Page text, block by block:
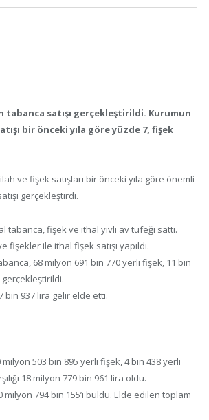
tabanca satışı gerçekleştirildi. Kurumun
bir önceki yıla göre yüzde 7, fişek
ve fişek satışları bir önceki yıla göre önemli
gerçekleştirdi.
tabanca, fişek ve ithal yivli av tüfeği sattı.
ile ithal fişek satışı yapıldı.
68 milyon 691 bin 770 yerli fişek, 11 bin
gerçekleştirildi.
bin 937 lira gelir elde etti.
503 bin 895 yerli fişek, 4 bin 438 yerli
18 milyon 779 bin 961 lira oldu.
milyon 794 bin 155’i buldu. Elde edilen toplam